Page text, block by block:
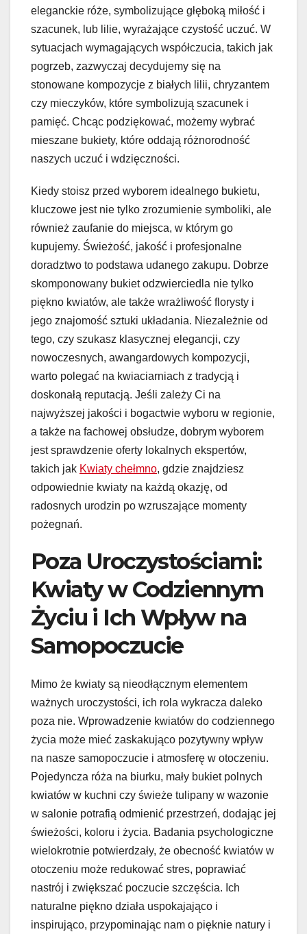
eleganckie róże, symbolizujące głęboką miłość i
szacunek, lub lilie, wyrażające czystość uczuć. W
sytuacjach wymagających współczucia, takich jak
pogrzeb, zazwyczaj decydujemy się na
stonowane kompozycje z białych lilii, chryzantem
czy mieczyków, które symbolizują szacunek i
pamięć. Chcąc podziękować, możemy wybrać
mieszane bukiety, które oddają różnorodność
naszych uczuć i wdzięczności.
Kiedy stoisz przed wyborem idealnego bukietu,
kluczowe jest nie tylko zrozumienie symboliki, ale
również zaufanie do miejsca, w którym go
kupujemy. Świeżość, jakość i profesjonalne
doradztwo to podstawa udanego zakupu. Dobrze
skomponowany bukiet odzwierciedla nie tylko
piękno kwiatów, ale także wrażliwość florysty i
jego znajomość sztuki układania. Niezależnie od
tego, czy szukasz klasycznej elegancji, czy
nowoczesnych, awangardowych kompozycji,
warto polegać na kwiaciarniach z tradycją i
doskonałą reputacją. Jeśli zależy Ci na
najwyższej jakości i bogactwie wyboru w regionie,
a także na fachowej obsłudze, dobrym wyborem
jest sprawdzenie oferty lokalnych ekspertów,
takich jak Kwiaty chełmno, gdzie znajdziesz
odpowiednie kwiaty na każdą okazję, od
radosnych urodzin po wzruszające momenty
pożegnań.
Poza Uroczystościami:
Kwiaty w Codziennym
Życiu i Ich Wpływ na
Samopoczucie
Mimo że kwiaty są nieodłącznym elementem
ważnych uroczystości, ich rola wykracza daleko
poza nie. Wprowadzenie kwiatów do codziennego
życia może mieć zaskakująco pozytywny wpływ
na nasze samopoczucie i atmosferę w otoczeniu.
Pojedyncza róża na biurku, mały bukiet polnych
kwiatów w kuchni czy świeże tulipany w wazonie
w salonie potrafią odmienić przestrzeń, dodając jej
świeżości, koloru i życia. Badania psychologiczne
wielokrotnie potwierdzały, że obecność kwiatów w
otoczeniu może redukować stres, poprawiać
nastrój i zwiększać poczucie szczęścia. Ich
naturalne piękno działa uspokajająco i
inspirująco, przypominając nam o pięknie natury i